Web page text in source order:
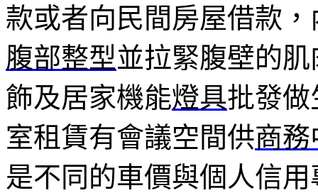
款或者向民間房屋借款
腹部整型並拉緊腹壁的
飾及居家機能燈具批發
室租賃有會議空間供商務
是不同的車價與個人信用